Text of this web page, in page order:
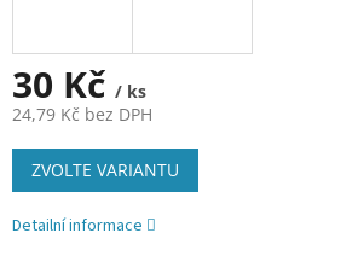
30 Kč / ks
24,79 Kč bez DPH
Měrná
cena:
ZVOLTE VARIANTU
Detailní informace